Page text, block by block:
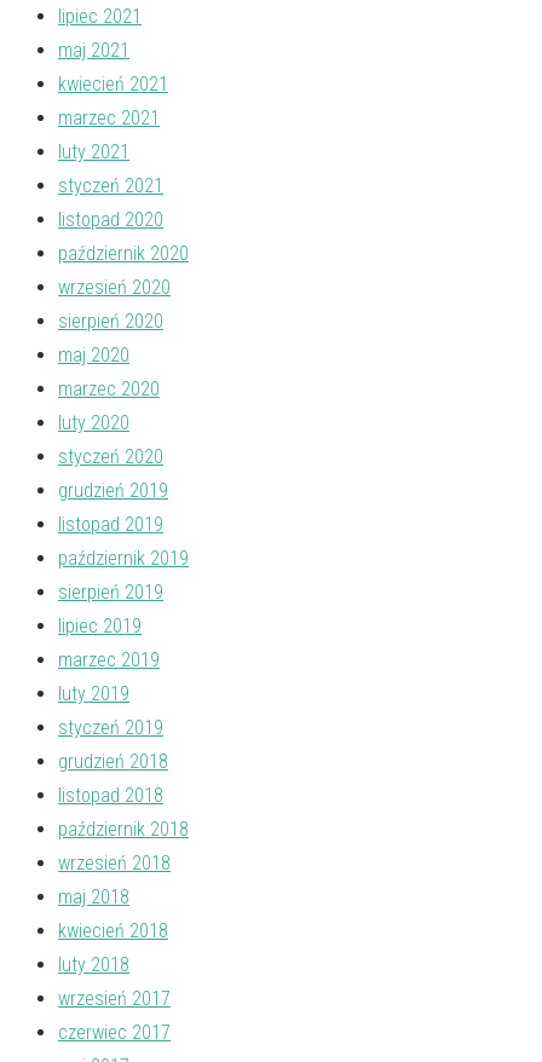
lipiec 2021
maj 2021
kwiecień 2021
marzec 2021
luty 2021
styczeń 2021
listopad 2020
październik 2020
wrzesień 2020
sierpień 2020
maj 2020
marzec 2020
luty 2020
styczeń 2020
grudzień 2019
listopad 2019
październik 2019
sierpień 2019
lipiec 2019
marzec 2019
luty 2019
styczeń 2019
grudzień 2018
listopad 2018
październik 2018
wrzesień 2018
maj 2018
kwiecień 2018
luty 2018
wrzesień 2017
czerwiec 2017